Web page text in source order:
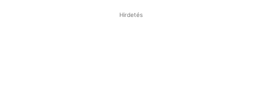
Hirdetés